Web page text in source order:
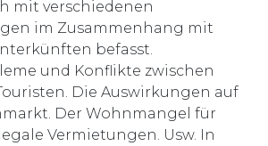
mit verschiedenen
im Zusammenhang mit
befasst.
und Konflikte zwischen
Die Auswirkungen auf
Der Wohnmangel für
Vermietungen. Usw. In